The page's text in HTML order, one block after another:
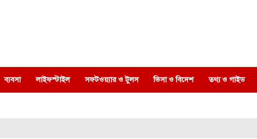
ব্যবসা লাইফস্টাইল সফটওয়্যার ও টুলস ভিসা ও বিদেশ তথ্য ও গাইড